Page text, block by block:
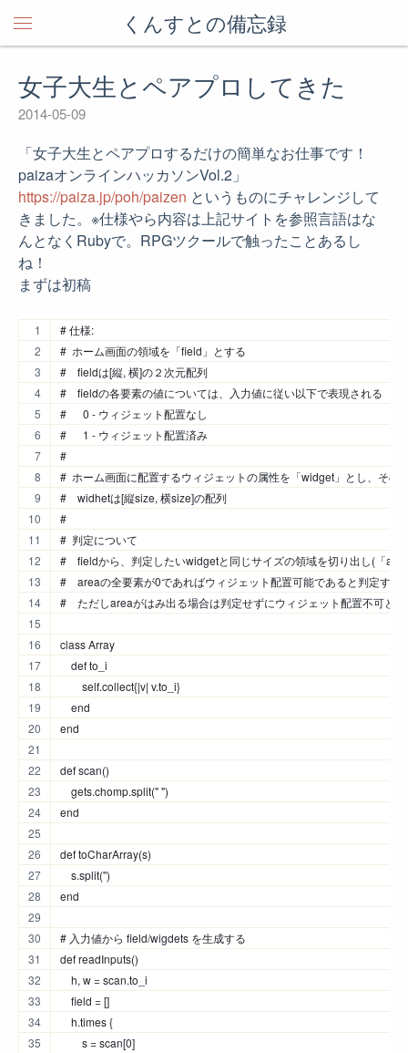
くんすとの備忘録
女子大生とペアプロしてきた
2014-05-09
「女子大生とペアプロするだけの簡単なお仕事です！
paizaオンラインハッカソンVol.2」
https://paiza.jp/poh/paizen というものにチャレンジして
きました。※仕様やら内容は上記サイトを参照言語はな
んとなくRubyで。RPGツクールで触ったことあるし
ね！
まずは初稿
# 仕様:
#  ホーム画面の領域を「field」とする
#    fieldは[縦, 横]の２次元配列
#    fieldの各要素の値については、入力値に従い以下で表現される
#      0 - ウィジェット配置なし
#      1 - ウィジェット配置済み
#
#  ホーム画面に配置するウィジェットの属性を「widget」とし、その
#    widhetは[縦size, 横size]の配列
#
#  判定について
#    fieldから、判定したいwidgetと同じサイズの領域を切り出し(「
#    areaの全要素が0であればウィジェット配置可能であると判定する
#    ただしareaがはみ出る場合は判定せずにウィジェット配置不可と
class Array
    def to_i
        self.collect{|v| v.to_i}
    end
end
def scan()
    gets.chomp.split(" ")
end
def toCharArray(s)
    s.split('')
end
# 入力値から field/wigdets を生成する
def readInputs()
    h, w = scan.to_i
    field = []
    h.times {
        s = scan[0]